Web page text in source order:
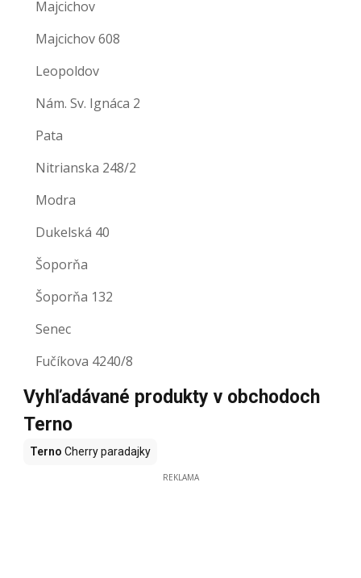
Majcichov
Majcichov 608
Leopoldov
Nám. Sv. Ignáca 2
Pata
Nitrianska 248/2
Modra
Dukelská 40
Šoporňa
Šoporňa 132
Senec
Fučíkova 4240/8
Vyhľadávané produkty v obchodoch
Terno
Terno Cherry paradajky
REKLAMA